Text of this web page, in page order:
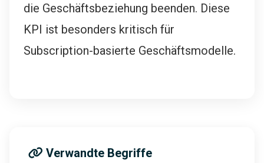
die Geschäftsbeziehung beenden. Diese
KPI ist besonders kritisch für
Subscription-basierte Geschäftsmodelle.
Verwandte Begriffe